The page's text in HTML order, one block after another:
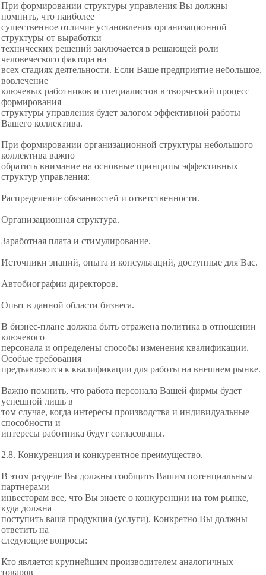
При формировании структуры управления Вы должны
помнить, что наиболее
существенное отличие установления организационной
структуры от выработки
технических решений заключается в решающей роли
человеческого фактора на
всех стадиях деятельности. Если Ваше предприятие небольшое,
вовлечение
ключевых работников и специалистов в творческий процесс
формирования
структуры управления будет залогом эффективной работы
Вашего коллектива.
При формировании организационной структуры небольшого
коллектива важно
обратить внимание на основные принципы эффективных
структур управления:
Распределение обязанностей и ответственности.
Организационная структура.
Заработная плата и стимулирование.
Источники знаний, опыта и консультаций, доступные для Вас.
Автобиографии директоров.
Опыт в данной области бизнеса.
В бизнес-плане должна быть отражена политика в отношении
ключевого
персонала и определены способы изменения квалификации.
Особые требования
предъявляются к квалификации для работы на внешнем рынке.
Важно помнить, что работа персонала Вашей фирмы будет
успешной лишь в
том случае, когда интересы производства и индивидуальные
способности и
интересы работника будут согласованы.
2.8. Конкуренция и конкурентное преимущество.
В этом разделе Вы должны сообщить Вашим потенциальным
партнерами
инвесторам все, что Вы знаете о конкуренции на том рынке,
куда должна
поступить ваша продукция (услуги). Конкретно Вы должны
ответить на
следующие вопросы:
Кто является крупнейшим производителем аналогичных
товаров